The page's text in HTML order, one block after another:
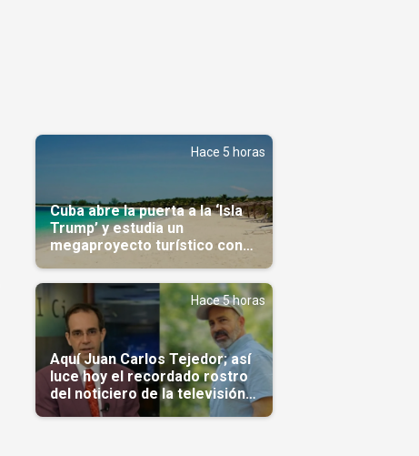
Hace 5 horas
Cuba abre la puerta a la ‘Isla
Trump’ y estudia un
megaproyecto turístico con
capital árabe
Hace 5 horas
Aquí Juan Carlos Tejedor; así
luce hoy el recordado rostro
del noticiero de la televisión
cubana